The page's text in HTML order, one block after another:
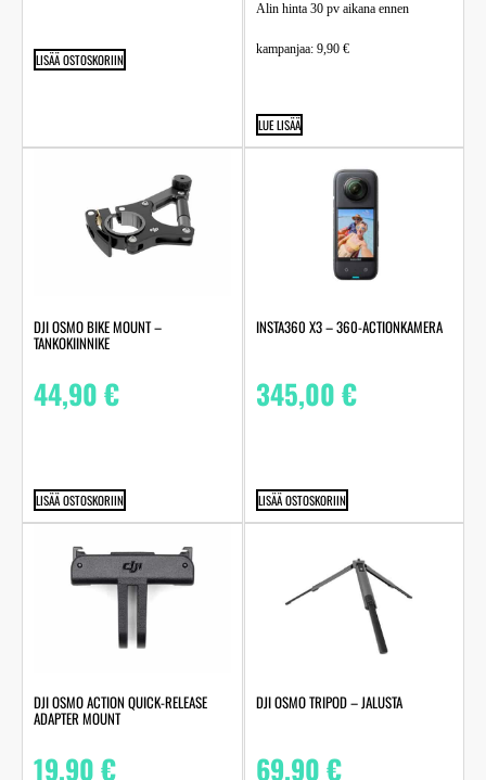
LISÄÄ OSTOSKORIIN
Alin hinta 30 pv aikana ennen
kampanjaa: 9,90 €
LUE LISÄÄ
DJI OSMO BIKE MOUNT –
TANKOKIINNIKE
44,90€
LISÄÄ OSTOSKORIIN
INSTA360 X3 – 360-ACTIONKAMERA
345,00€
LISÄÄ OSTOSKORIIN
DJI OSMO ACTION QUICK-RELEASE
ADAPTER MOUNT
19,90€
DJI OSMO TRIPOD – JALUSTA
69,90€